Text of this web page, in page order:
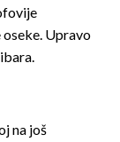
Upravo
na još